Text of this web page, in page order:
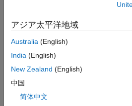
tg—Object representing
handle
applications on Linux target, and
アジア太平洋地域
Australia (English)
India (English)
New Zealand (English)
中国
简体中文